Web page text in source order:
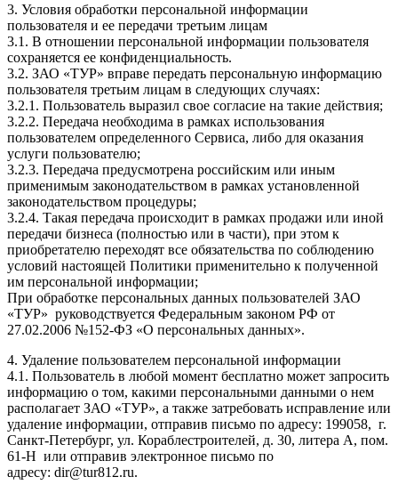
3. Условия обработки персональной информации
пользователя и ее передачи третьим лицам
3.1. В отношении персональной информации пользователя
сохраняется ее конфиденциальность.
3.2. ЗАО «ТУР» вправе передать персональную информацию
пользователя третьим лицам в следующих случаях:
3.2.1. Пользователь выразил свое согласие на такие действия;
3.2.2. Передача необходима в рамках использования
пользователем определенного Сервиса, либо для оказания
услуги пользователю;
3.2.3. Передача предусмотрена российским или иным
применимым законодательством в рамках установленной
законодательством процедуры;
3.2.4. Такая передача происходит в рамках продажи или иной
передачи бизнеса (полностью или в части), при этом к
приобретателю переходят все обязательства по соблюдению
условий настоящей Политики применительно к полученной
им персональной информации;
При обработке персональных данных пользователей ЗАО
«ТУР» руководствуется Федеральным законом РФ от
27.02.2006 №152-ФЗ «О персональных данных».
4. Удаление пользователем персональной информации
4.1. Пользователь в любой момент бесплатно может запросить
информацию о том, какими персональными данными о нем
располагает ЗАО «ТУР», а также затребовать исправление или
удаление информации, отправив письмо по адресу: 199058, г.
Санкт-Петербург, ул. Кораблестроителей, д. 30, литера А, пом.
61-Н или отправив электронное письмо по
адресу: dir@tur812.ru.